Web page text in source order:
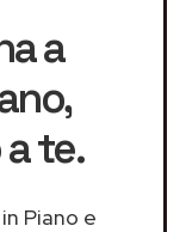
a
,
te.
Piano e